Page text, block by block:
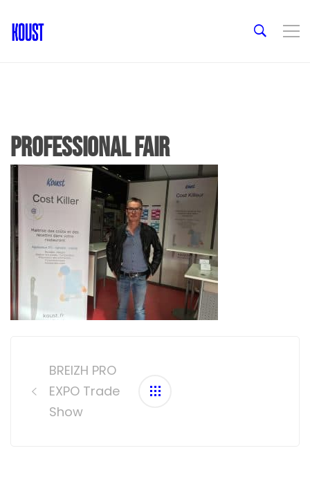
professional fair
navigationBREIZH PRO
EXPO Trade
Show